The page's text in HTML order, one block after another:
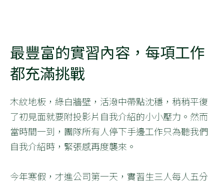
最豐富的實習內容，每項工作
都充滿挑戰
木紋地板，綠白牆壁，活潑中帶點沈穩，稍稍平復
了初見面就要附投影片自我介紹的小小壓力。然而
當時間一到，團隊所有人停下手邊工作只為聽我們
自我介紹時，緊張感再度襲來。
今年寒假，才進公司第一天，實習生三人每人五分